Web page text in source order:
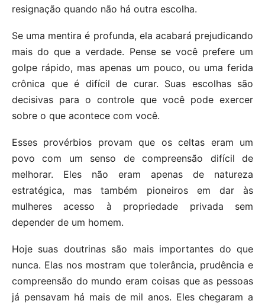
resignação quando não há outra escolha.
Se uma mentira é profunda, ela acabará prejudicando
mais do que a verdade. Pense se você prefere um
golpe rápido, mas apenas um pouco, ou uma ferida
crônica que é difícil de curar. Suas escolhas são
decisivas para o controle que você pode exercer
sobre o que acontece com você.
Esses provérbios provam que os celtas eram um
povo com um senso de compreensão difícil de
melhorar. Eles não eram apenas de natureza
estratégica, mas também pioneiros em dar às
mulheres acesso à propriedade privada sem
depender de um homem.
Hoje suas doutrinas são mais importantes do que
nunca. Elas nos mostram que tolerância, prudência e
compreensão do mundo eram coisas que as pessoas
já pensavam há mais de mil anos. Eles chegaram a